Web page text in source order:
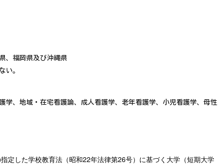
、福岡県及び沖縄県
い。
、地域・在宅看護論、成人看護学、老年看護学、小児看護学、母性
定した学校教育法（昭和22年法律第26号）に基づく大学（短期大学